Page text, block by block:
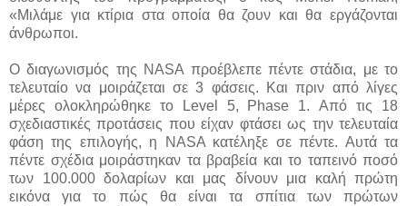
«Μιλάμε για κτίρια στα οποία θα ζουν και θα εργάζονται
άνθρωποι.
O διαγωνισμός της NASA προέβλεπε πέντε στάδια, με το
τελευταίο να μοιράζεται σε 3 φάσεις. Και πριν από λίγες
μέρες ολοκληρώθηκε το Level 5, Phase 1. Από τις 18
σχεδιαστικές προτάσεις που είχαν φτάσει ως την τελευταία
φάση της επιλογής, η NASA κατέληξε σε πέντε. Αυτά τα
πέντε σχέδια μοιράστηκαν τα βραβεία και το ταπεινό ποσό
των 100.000 δολαρίων και μας δίνουν μια καλή πρώτη
εικόνα για το πώς θα είναι τα σπίτια των πρώτων